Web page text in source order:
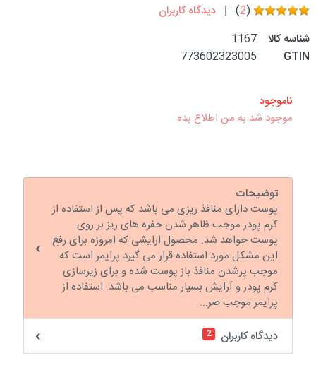
(
2
)
دیدگاه کاربران
شناسه کالا
1167
GTIN
773602323005
ناموجود
موجود شد به من اطلاع بده
توضیحات
پوست دارای منافذ ریزی می باشد که پس از استفاده از
کرم پودر موجب ظاهر شدن حفره های ریز بر روی
پوست خواهد شد. محصول ارایشی که امروزه برای رفع
این مشکل مورد استفاده قرار می گیرد پرایمر است که
موجب پرشدن منافذ باز پوست شده و برای زیرسازی
کرم پودر و آرایش بسیار مناسب می باشد. استفاده از
پرایمر موجب صر...
دیدگاه کاربران
2